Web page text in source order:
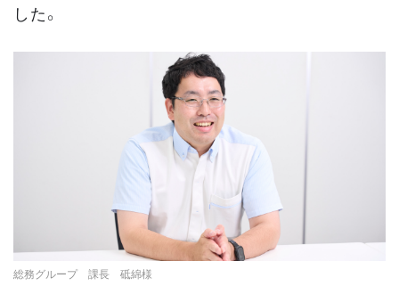
した。
総務グループ 課長 砥綿様